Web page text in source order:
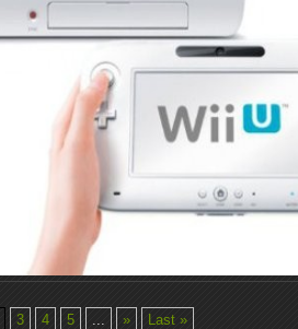
3 4 5 ... » Last »